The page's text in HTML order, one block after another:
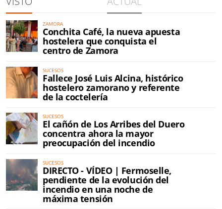
ZAMORA
Conchita Café, la nueva apuesta
hostelera que conquista el
centro de Zamora
SUCESOS
Fallece José Luis Alcina, histórico
hostelero zamorano y referente
de la coctelería
SUCESOS
El cañón de Los Arribes del Duero
concentra ahora la mayor
preocupación del incendio
SUCESOS
DIRECTO - VÍDEO | Fermoselle,
pendiente de la evolución del
incendio en una noche de
máxima tensión